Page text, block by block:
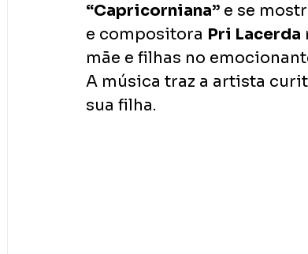
“Capricorniana” e se
e compositora Pri Lacerda
mãe e filhas no
A música traz a artista
sua filha.